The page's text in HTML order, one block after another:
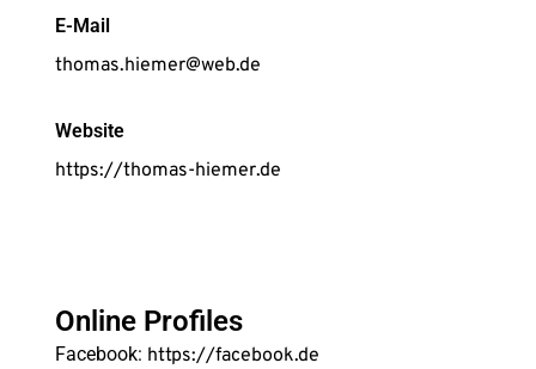
E-Mail
thomas.hiemer@web.de
Website
https://thomas-hiemer.de
Online Profiles
Facebook: https://facebook.de